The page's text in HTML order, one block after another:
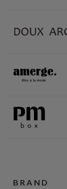
BRAND